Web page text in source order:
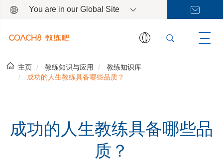
You are in our Global Site
主页 教练知识与应用
教练知识库
成功的人生教练具备哪些品质？
成功的人生教练具备哪些品
质？